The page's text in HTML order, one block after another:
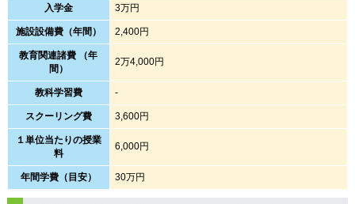
入学金 3万円
施設設備費（年間） 2,400円
教育関連諸費 （年
間）
2万4,000円
教科学習費 -
スクーリング費 3,600円
１単位当たりの授業
料
6,000円
年間学費（目安） 30万円